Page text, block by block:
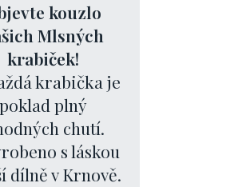
kouzlo
Mlsných
krabiček!
krabička je
poklad plný
chutí.
s láskou
dílně v Krnově.